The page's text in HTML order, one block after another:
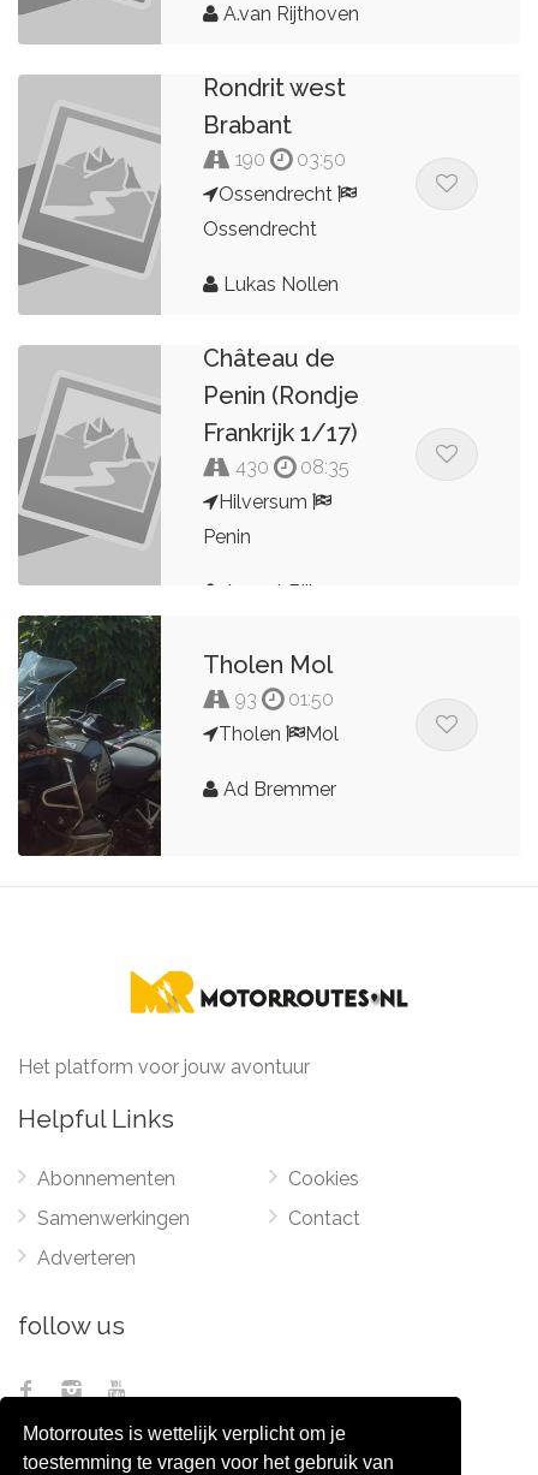
Motorroutes is wettelijk verplicht om je
toestemming te vragen voor het gebruik van
A.van Rijthoven
Rondrit west
Brabant
190
03:50
Ossendrecht
Ossendrecht
Lukas Nollen
Château de
Penin (Rondje
Frankrijk 1/17)
430
08:35
Hilversum
Penin
Arnout Bijl
Tholen Mol
93
01:50
Tholen
Mol
Ad Bremmer
Het platform voor jouw avontuur
Helpful Links
Abonnementen
Samenwerkingen
Adverteren
Cookies
Contact
follow us